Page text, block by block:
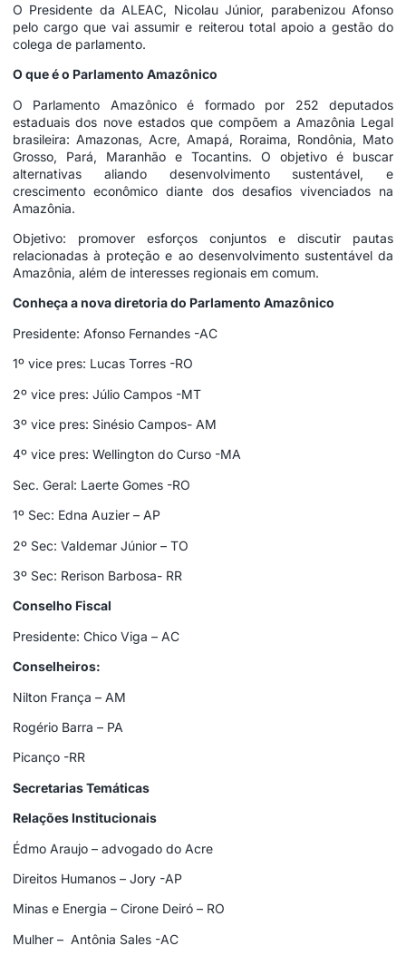
O Presidente da ALEAC, Nicolau Júnior, parabenizou Afonso
pelo cargo que vai assumir e reiterou total apoio a gestão do
colega de parlamento.
O que é o Parlamento Amazônico
O Parlamento Amazônico é formado por 252 deputados
estaduais dos nove estados que compõem a Amazônia Legal
brasileira: Amazonas, Acre, Amapá, Roraima, Rondônia, Mato
Grosso, Pará, Maranhão e Tocantins. O objetivo é buscar
alternativas aliando desenvolvimento sustentável, e
crescimento econômico diante dos desafios vivenciados na
Amazônia.
Objetivo: promover esforços conjuntos e discutir pautas
relacionadas à proteção e ao desenvolvimento sustentável da
Amazônia, além de interesses regionais em comum.
Conheça a nova diretoria do Parlamento Amazônico
Presidente: Afonso Fernandes -AC
1º vice pres: Lucas Torres -RO
2º vice pres: Júlio Campos -MT
3º vice pres: Sinésio Campos- AM
4º vice pres: Wellington do Curso -MA
Sec. Geral: Laerte Gomes -RO
1º Sec: Edna Auzier – AP
2º Sec: Valdemar Júnior – TO
3º Sec: Rerison Barbosa- RR
Conselho Fiscal
Presidente: Chico Viga – AC
Conselheiros:
Nilton França – AM
Rogério Barra – PA
Picanço -RR
Secretarias Temáticas
Relações Institucionais
Édmo Araujo – advogado do Acre
Direitos Humanos – Jory -AP
Minas e Energia – Cirone Deiró – RO
Mulher – Antônia Sales -AC